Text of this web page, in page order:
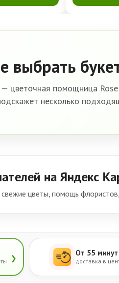
выбрать
цветочная помощница
несколько
на Яндекс
цветы, помощь
› От 55 минут
доставка в